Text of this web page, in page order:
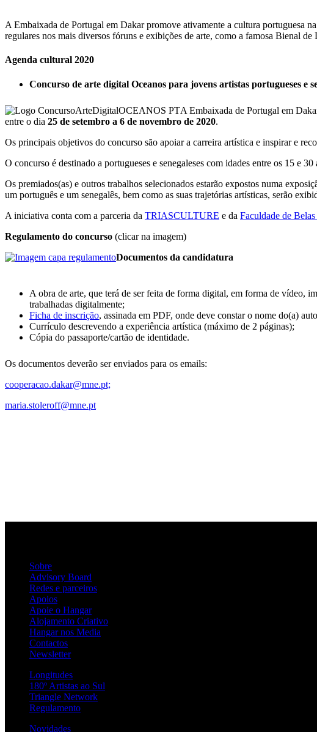
A Embaixada de Portugal em Dakar promove ativamente a cultura portuguesa
regulares nos mais diversos fóruns e exibições de arte, como a famosa Bienal
Agenda cultural 2020
Concurso de arte digital Oceanos para jovens artistas portugueses e
A Embaixada de Portugal em
entre o dia 25 de setembro a 6 de novembro de 2020.
Os principais objetivos do concurso são apoiar a carreira artística e inspirar e
O concurso é destinado a portugueses e senegaleses com idades entre os 15 e 30
Os premiados(as) e outros trabalhos selecionados estarão expostos numa
um português e um senegalês, bem como as suas trajetórias artísticas, serão
A iniciativa conta com a parceria da TRIASCULTURE e da Faculdade de
Regulamento do concurso (clicar na imagem)
Documentos da candidatura
A obra de arte, que terá de ser feita de forma digital, em forma de vídeo,
trabalhadas digitalmente;
Ficha de inscrição, assinada em PDF, onde deve constar o nome do(a)
Currículo descrevendo a experiência artística (máximo de 2 páginas);
Cópia do passaporte/cartão de identidade.
Os documentos deverão ser enviados para os emails:
cooperacao.dakar@mne.pt;
maria.stoleroff@mne.pt
Sobre
Advisory Board
Redes e parceiros
Apoios
Apoie o Hangar
Alojamento Criativo
Hangar nos Media
Contactos
Newsletter
Longitudes
180º Artistas ao Sul
Triangle Network
Regulamento
Novidades